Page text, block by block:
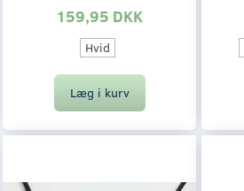
159,95 DKK
Hvid
Læg i kurv